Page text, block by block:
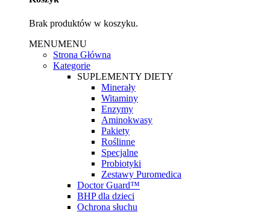
Brak produktów w koszyku.
MENUMENU
Strona Główna
Kategorie
SUPLEMENTY DIETY
Minerały
Witaminy
Enzymy
Aminokwasy
Pakiety
Roślinne
Specjalne
Probiotyki
Zestawy Puromedica
Doctor Guard™
BHP dla dzieci
Ochrona słuchu